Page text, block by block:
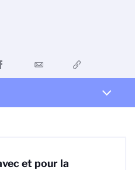
et pour la